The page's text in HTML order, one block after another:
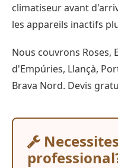
climatiseur avant
les appareils inactifs
Nous couvrons Roses,
d'Empúries, Llançà,
Brava Nord. Devis